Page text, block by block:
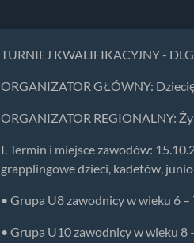
TURNIEJ KWALIFIKACYJNY -
ORGANIZATOR GŁÓWNY:
ORGANIZATOR REGIONALNY:
I. Termin i miejsce zawodów:
grapplingowe dzieci, kadetów,
• Grupa U8 zawodnicy w wieku 6
• Grupa U10 zawodnicy w wieku